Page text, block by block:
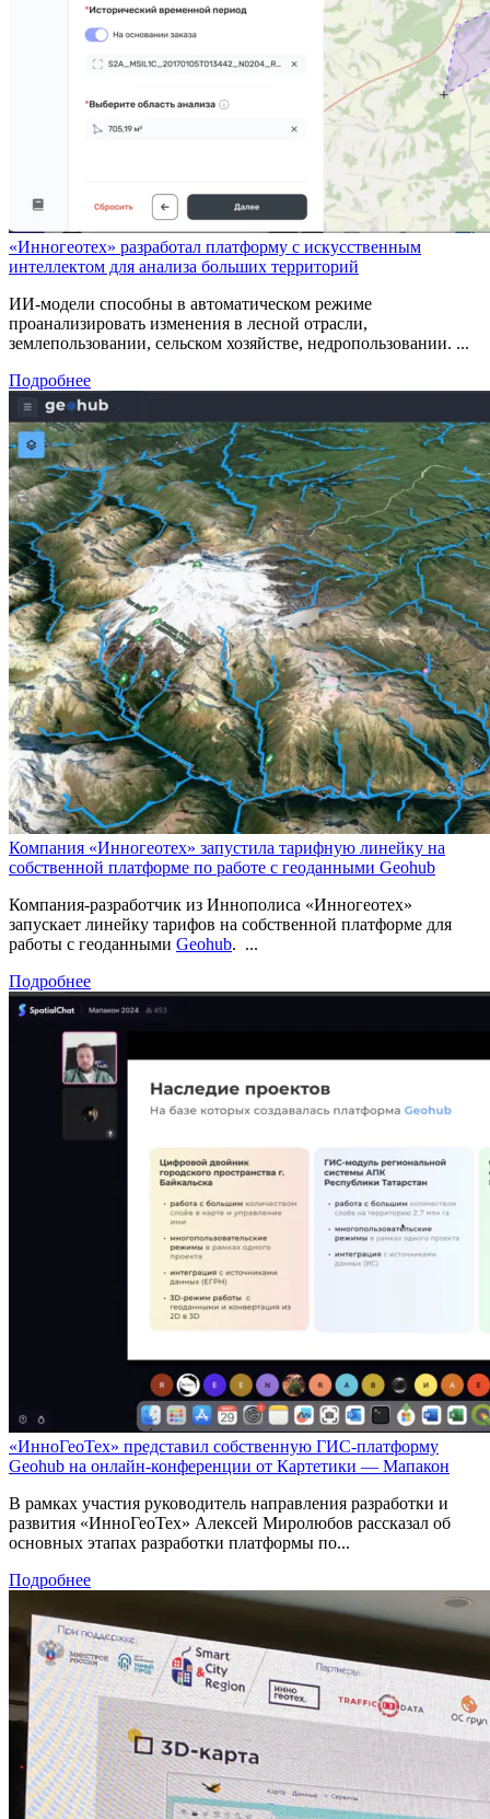
«Инногеотех» разработал платформу c искусственным
интеллектом для анализа больших территорий
ИИ-модели способны в автоматическом режиме
проанализировать изменения в лесной отрасли,
землепользовании, сельском хозяйстве, недропользовании. ...
Подробнее
Компания «Инногеотех» запустила тарифную линейку на
собственной платформе по работе с геоданными Geohub
Компания-разработчик из Иннополиса «Инногеотех»
запускает линейку тарифов на собственной платформе для
работы с геоданными Geohub. ...
Подробнее
«ИнноГеоТех» представил собственную ГИС-платформу
Geohub на онлайн-конференции от Картетики — Мапакон
В рамках участия руководитель направления разработки и
развития «ИнноГеоТех» Алексей Миролюбов рассказал об
основных этапах разработки платформы по...
Подробнее